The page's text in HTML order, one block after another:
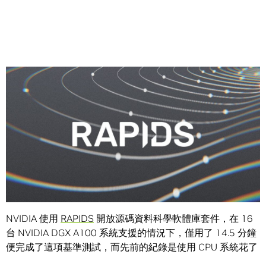
Share
NVIDIA 剛向世人展現出一舉刷新舊紀錄的堅強實力，將運行
TPCx-BB 這項大數據分析基準的效能表現提高近 20 倍。
NVIDIA 使用 RAPIDS 開放源碼資料科學軟體庫套件，在 16
台 NVIDIA DGX A100 系統支援的情況下，僅用了 14.5 分鐘
便完成了這項基準測試，而先前的紀錄是使用 CPU 系統花了